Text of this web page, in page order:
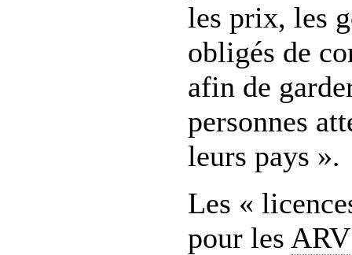
les prix, les
obligés de
afin de
personnes
leurs pays ».
Les «
pour les ARV